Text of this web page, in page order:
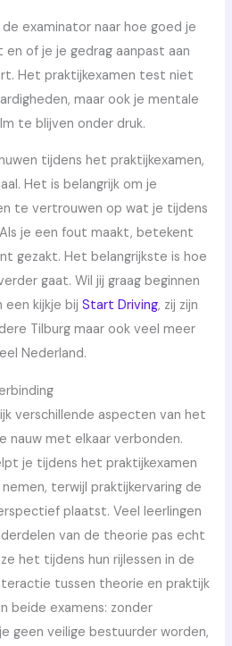
examinator naar hoe goed je
of je je gedrag aanpast aan
Het praktijkexamen test niet
maar ook je mentale
te blijven onder druk.
tijdens het praktijkexamen,
Het is belangrijk om je
te vertrouwen op wat je tijdens
je een fout maakt, betekent
gezakt. Het belangrijkste is hoe
gaat. Wil jij graag beginnen
een kijkje bijStart Driving, zij zijn
Tilburg maar ook veel meer
Nederland.
verschillende aspecten van het
nauw met elkaar verbonden.
je tijdens het praktijkexamen
terwijl praktijkervaring de
plaatst. Veel leerlingen
van de theorie pas echt
het tijdens hun rijlessen in de
tussen theorie en praktijk
beide examens: zonder
geen veilige bestuurder worden,